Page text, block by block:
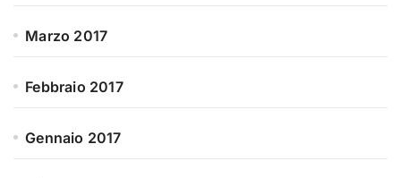
Marzo 2017
Febbraio 2017
Gennaio 2017